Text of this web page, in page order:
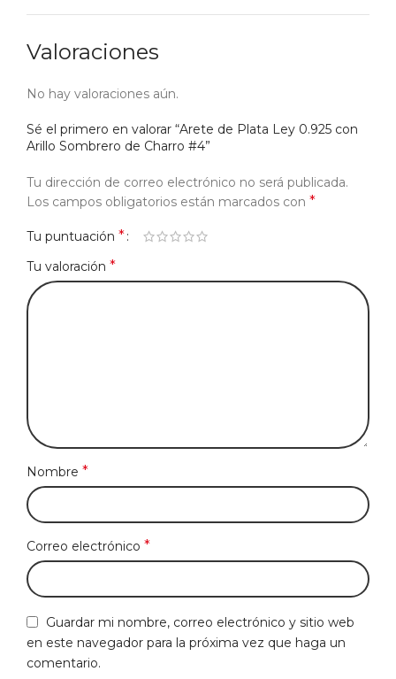
Valoraciones
No hay valoraciones aún.
Sé el primero en valorar “Arete de Plata Ley 0.925 con
Arillo Sombrero de Charro #4”
Tu dirección de correo electrónico no será publicada.
Los campos obligatorios están marcados con *
Tu puntuación *
Tu valoración *
Nombre *
Correo electrónico *
Guardar mi nombre, correo electrónico y sitio web
en este navegador para la próxima vez que haga un
comentario.